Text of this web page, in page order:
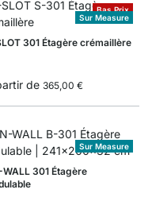
Bas Prix
Sur Measure
301 Étagère crémaillère
de 365,00 €
Sur Measure
WALL 301 Étagère